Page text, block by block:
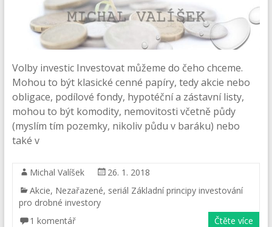
Volby investic Investovat můžeme do čeho chceme.
Mohou to být klasické cenné papíry, tedy akcie nebo
obligace, podílové fondy, hypotéční a zástavní listy,
mohou to být komodity, nemovitosti včetně půdy
(myslím tím pozemky, nikoliv půdu v baráku) nebo
také v
Michal Valíšek
26. 1. 2018
Akcie, Nezařazené, seriál Základní principy investování
pro drobné investory
1 komentář
Čtěte více